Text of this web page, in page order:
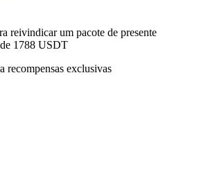
reivindicar um pacote de presente
1788 USDT
recompensas exclusivas